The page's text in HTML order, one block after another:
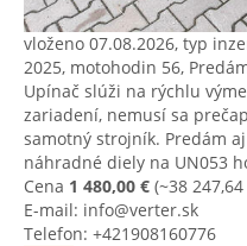
vloženo 07.08.2026, typ
2025, motohodin 56,
Upínač slúži na rýchlu
zariadení, nemusí sa
samotný strojník. Predám
náhradné diely na UN053
Cena 1 480,00 € (~38 247,64
E-mail: info@verter.sk
Telefon: +421908160776